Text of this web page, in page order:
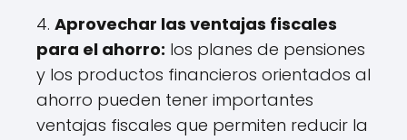
4. Aprovechar las ventajas fiscales
para el ahorro: los planes de pensiones
y los productos financieros orientados al
ahorro pueden tener importantes
ventajas fiscales que permiten reducir la